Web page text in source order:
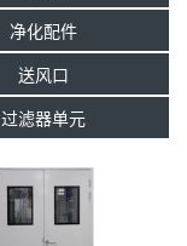
净化配件
送风口
过滤器单元